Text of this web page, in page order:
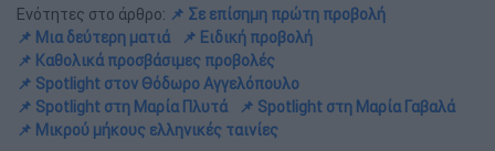
Ενότητες στο άρθρο: 📌 Σε επίσημη πρώτη προβολή
📌 Μια δεύτερη ματιά
📌 Ειδική προβολή
📌 Καθολικά προσβάσιμες προβολές
📌 Spotlight στον Θόδωρο Αγγελόπουλο
📌 Spotlight στη Μαρία Πλυτά
📌 Spotlight στη Μαρία Γαβαλά
📌 Μικρού μήκους ελληνικές ταινίες